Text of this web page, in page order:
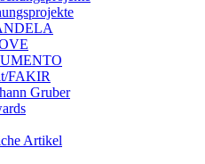
FAKIR
Gruber
Artikel